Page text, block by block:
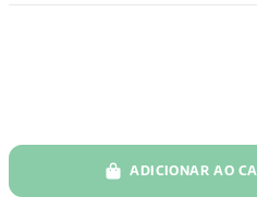
ADICIONAR AO